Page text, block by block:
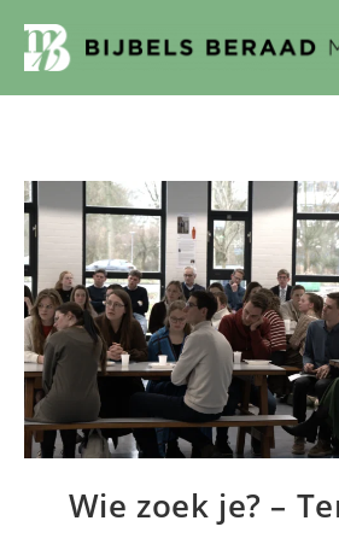
Wie zoek je? –